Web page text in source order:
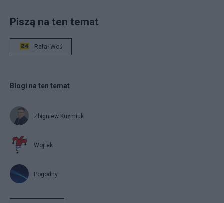
Piszą na ten temat
Rafał Woś
Blogi na ten temat
Zbigniew Kuźmiuk
Wojtek
Pogodny